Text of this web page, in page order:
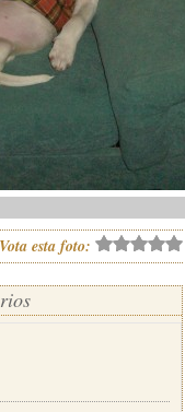
Vota esta foto: